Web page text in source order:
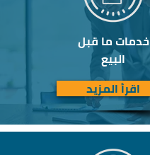
خدمات ما قبل
البيع
اقرأ المزيد